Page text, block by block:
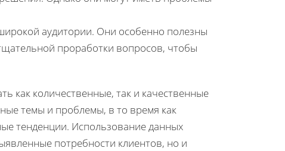
аудитории. Они особенно полезны
проработки вопросов, чтобы
как количественные, так и качественные
темы и проблемы, в то время как
тенденции. Использование данных
потребности клиентов, но и